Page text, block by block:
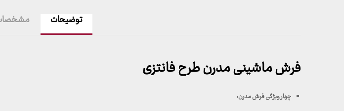
توضیحات
فرش ماشینی مدرن طرح فانتزی
چهار ویژگی فرش مدرن: